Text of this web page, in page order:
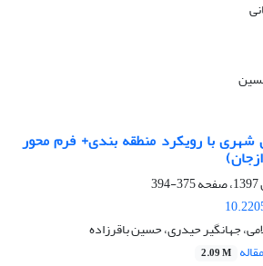
شهری با رویکرد منطقه بندی+ فرم محور
375-394
جهانگیر حیدری، حسین باقرزاده
2.09 M